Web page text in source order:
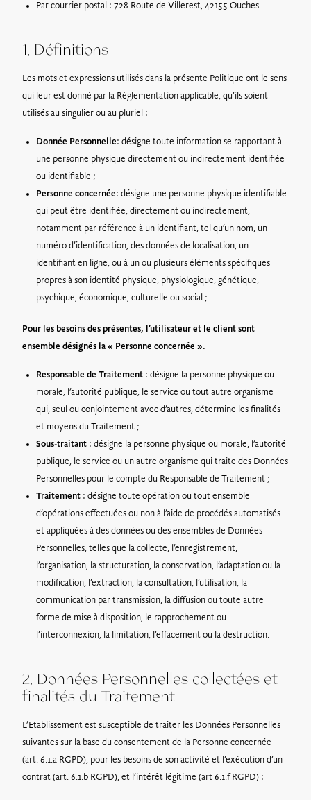
Par courrier postal : 728 Route de Villerest, 42155 Ouches
1. Définitions
Les mots et expressions utilisés dans la présente Politique ont le sens
qui leur est donné par la Règlementation applicable, qu’ils soient
utilisés au singulier ou au pluriel :
Donnée Personnelle: désigne toute information se rapportant à
une personne physique directement ou indirectement identifiée
ou identifiable ;
Personne concernée: désigne une personne physique identifiable
qui peut être identifiée, directement ou indirectement,
notamment par référence à un identifiant, tel qu’un nom, un
numéro d’identification, des données de localisation, un
identifiant en ligne, ou à un ou plusieurs éléments spécifiques
propres à son identité physique, physiologique, génétique,
psychique, économique, culturelle ou social ;
Pour les besoins des présentes, l’utilisateur et le client sont
ensemble désignés la « Personne concernée ».
Responsable de Traitement : désigne la personne physique ou
morale, l’autorité publique, le service ou tout autre organisme
qui, seul ou conjointement avec d’autres, détermine les finalités
et moyens du Traitement ;
Sous-traitant : désigne la personne physique ou morale, l’autorité
publique, le service ou un autre organisme qui traite des Données
Personnelles pour le compte du Responsable de Traitement ;
Traitement : désigne toute opération ou tout ensemble
d’opérations effectuées ou non à l’aide de procédés automatisés
et appliquées à des données ou des ensembles de Données
Personnelles, telles que la collecte, l’enregistrement,
l’organisation, la structuration, la conservation, l’adaptation ou la
modification, l’extraction, la consultation, l’utilisation, la
communication par transmission, la diffusion ou toute autre
forme de mise à disposition, le rapprochement ou
l’interconnexion, la limitation, l’effacement ou la destruction.
2. Données Personnelles collectées et
finalités du Traitement
L’Etablissement est susceptible de traiter les Données Personnelles
suivantes sur la base du consentement de la Personne concernée
(art. 6.1.a RGPD), pour les besoins de son activité et l’exécution d’un
contrat (art. 6.1.b RGPD), et l’intérêt légitime (art 6.1.f RGPD) :